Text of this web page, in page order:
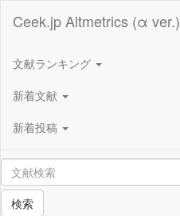
Ceek.jp Altmetrics (α ver.)
文献ランキング
新着文献
新着投稿
検索